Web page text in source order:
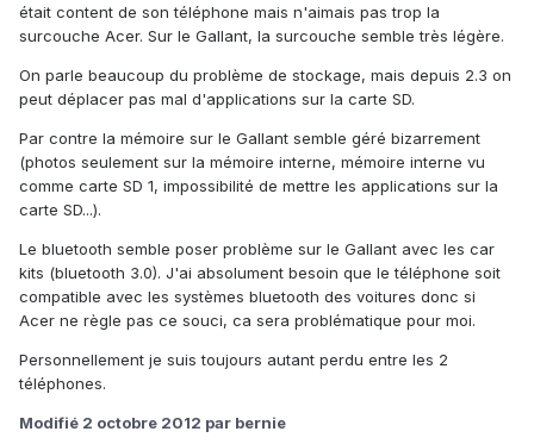
était content de son téléphone mais n'aimais pas trop la
surcouche Acer. Sur le Gallant, la surcouche semble très légère.
On parle beaucoup du problème de stockage, mais depuis 2.3 on
peut déplacer pas mal d'applications sur la carte SD.
Par contre la mémoire sur le Gallant semble géré bizarrement
(photos seulement sur la mémoire interne, mémoire interne vu
comme carte SD 1, impossibilité de mettre les applications sur la
carte SD...).
Le bluetooth semble poser problème sur le Gallant avec les car
kits (bluetooth 3.0). J'ai absolument besoin que le téléphone soit
compatible avec les systèmes bluetooth des voitures donc si
Acer ne règle pas ce souci, ca sera problématique pour moi.
Personnellement je suis toujours autant perdu entre les 2
téléphones.
Modifié 2 octobre 2012 par bernie